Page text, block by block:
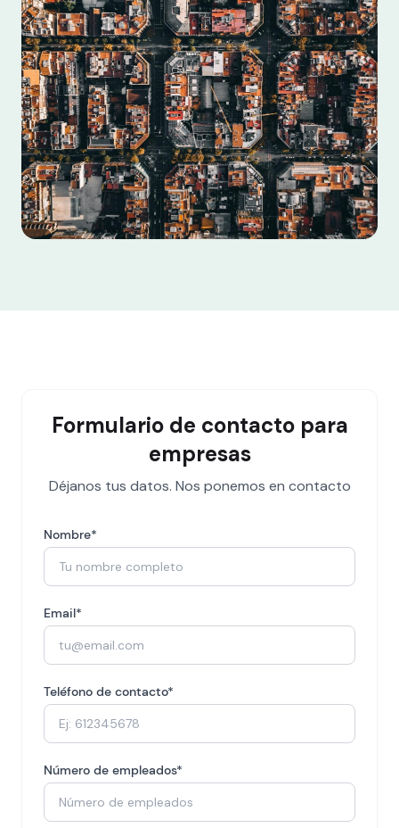
Formulario de contacto para
empresas
Déjanos tus datos. Nos ponemos en contacto
Nombre*
Email*
Teléfono de contacto*
Número de empleados*